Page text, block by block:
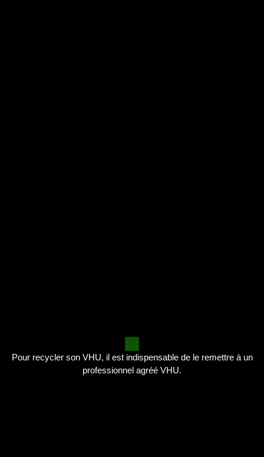
Pour recycler son VHU, il est indispensable de le remettre à un
professionnel agréé VHU.